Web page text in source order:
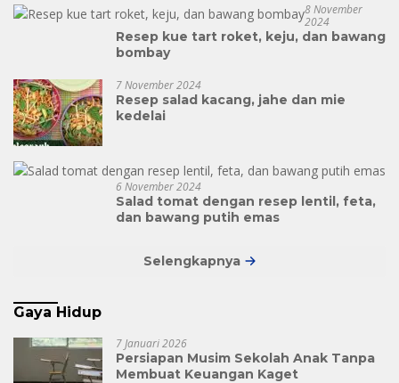
8 November
2024
Resep kue tart roket, keju, dan bawang
bombay
7 November 2024
Resep salad kacang, jahe dan mie
kedelai
6 November 2024
Salad tomat dengan resep lentil, feta,
dan bawang putih emas
Selengkapnya
Gaya Hidup
7 Januari 2026
Persiapan Musim Sekolah Anak Tanpa
Membuat Keuangan Kaget